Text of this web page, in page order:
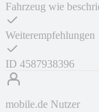
Fahrzeug wie
Weiterempfehlungen
ID 4587938396
mobile.de Nutzer